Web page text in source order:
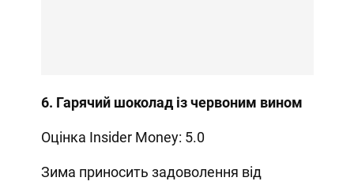
6. Гарячий шоколад із червоним вином
Оцінка Insider Money: 5.0
Зима приносить задоволення від